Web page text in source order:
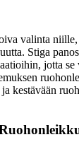
valinta niille,
Stiga
jotta
kestävään